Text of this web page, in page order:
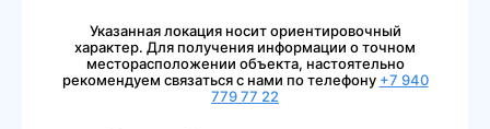
Указанная локация носит ориентировочный
характер. Для получения информации о точном
месторасположении объекта, настоятельно
рекомендуем связаться с нами по телефону +7 940
779 77 22